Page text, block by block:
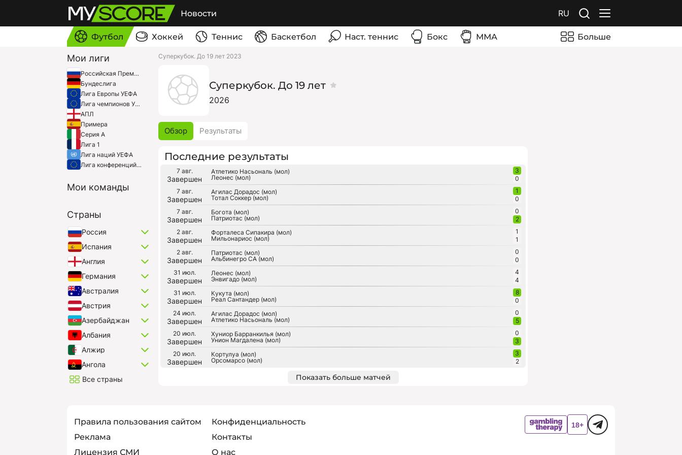
Новости RU
Футбол Хоккей Теннис Баскетбол Наст. теннис Бокс ММА Больше
Мои лиги
Российская Премьер-Лига
Бундеслига
Лига Европы УЕФА
Лига чемпионов УЕФА
АПЛ
Примера
Серия A
Лига 1
Лига наций УЕФА
Лига конференций УЕФА
Мои команды
Страны
Россия
Испания
Англия
Германия
Австралия
Австрия
Азербайджан
Албания
Алжир
Ангола
Все страны
Суперкубок. До 19 лет 2023
Суперкубок. До 19 лет
2026
Обзор Результаты
Последние результаты
7 авг.
Завершен
Атлетико Насьональ (мол)
Леонес (мол)
3
0
7 авг.
Завершен
Агилас Дорадос (мол)
Тотал Соккер (мол)
1
0
7 авг.
Завершен
Богота (мол)
Патриотас (мол)
0
2
2 авг.
Завершен
Форталеса Сипакира (мол)
Мильонариос (мол)
1
1
2 авг.
Завершен
Патриотас (мол)
Альбинегро СА (мол)
0
0
31 июл.
Завершен
Леонес (мол)
Энвигадо (мол)
4
4
31 июл.
Завершен
Кукута (мол)
Реал Сантандер (мол)
8
0
24 июл.
Завершен
Агилас Дорадос (мол)
Атлетико Насьональ (мол)
0
5
20 июл.
Завершен
Хуниор Барранкилья (мол)
Унион Магдалена (мол)
0
3
20 июл.
Завершен
Кортулуа (мол)
Орсомарсо (мол)
3
2
Показать больше матчей
Правила пользования сайтом
Конфиденциальность
Реклама
Контакты
Лицензия СМИ
О нас